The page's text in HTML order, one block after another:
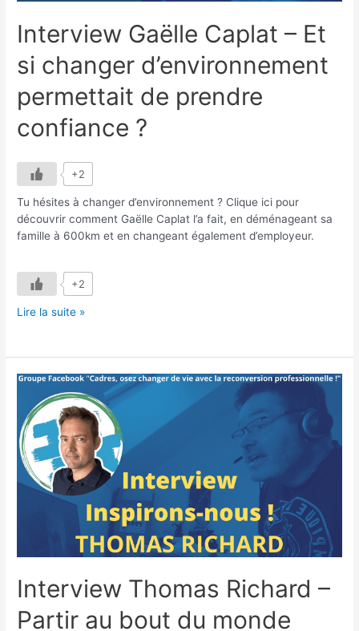
Interview Gaëlle Caplat – Et
si changer d’environnement
permettait de prendre
confiance ?
+2
Tu hésites à changer d’environnement ? Clique ici pour
découvrir comment Gaëlle Caplat l’a fait, en déménageant sa
famille à 600km et en changeant également d’employeur.
+2
Interview
–
Et
changer
d’environnement
permettait
de
prendre
confiance
Lire la suite »
Interview Thomas Richard –
Partir au bout du monde